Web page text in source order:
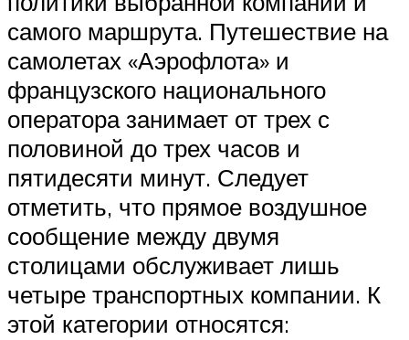
самого маршрута. Путешествие на
самолетах «Аэрофлота» и
французского национального
оператора занимает от трех с
половиной до трех часов и
пятидесяти минут. Следует
отметить, что прямое воздушное
сообщение между двумя
столицами обслуживает лишь
четыре транспортных компании. К
этой категории относятся: